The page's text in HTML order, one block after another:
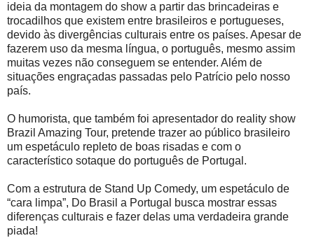
ideia da montagem do show a partir das brincadeiras e
trocadilhos que existem entre brasileiros e portugueses,
devido às divergências culturais entre os países. Apesar de
fazerem uso da mesma língua, o português, mesmo assim
muitas vezes não conseguem se entender. Além de
situações engraçadas passadas pelo Patrício pelo nosso
país.
O humorista, que também foi apresentador do reality show
Brazil Amazing Tour, pretende trazer ao público brasileiro
um espetáculo repleto de boas risadas e com o
característico sotaque do português de Portugal.
Com a estrutura de Stand Up Comedy, um espetáculo de
“cara limpa”, Do Brasil a Portugal busca mostrar essas
diferenças culturais e fazer delas uma verdadeira grande
piada!